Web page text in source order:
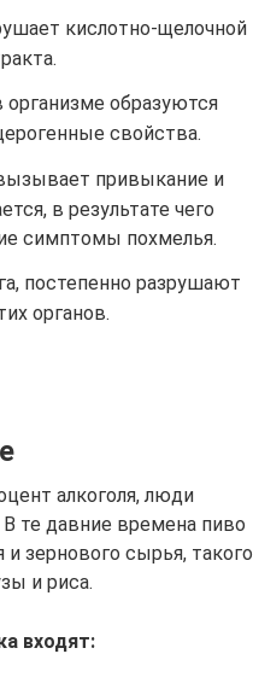
кислотно-щелочной
образуются
свойства.
привыкание и
в результате чего
симптомы похмелья.
постепенно разрушают
органов.
алкоголя, люди
те давние времена пиво
зернового сырья, такого
и риса.
входят: